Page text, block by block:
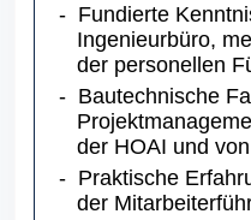
Fundierte
Ingenieurbüro,
der personellen
Bautechnische
der HOAI und
Praktische
der